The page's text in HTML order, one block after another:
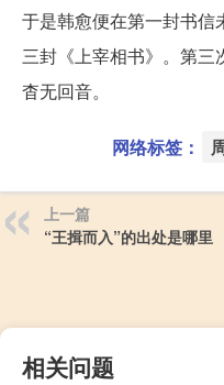
于是韩愈便在第一封书信
三封《上宰相书》。第三
杳无回音。
网络标签：
上一篇
“王揖而入”的出处是哪里
相关问题